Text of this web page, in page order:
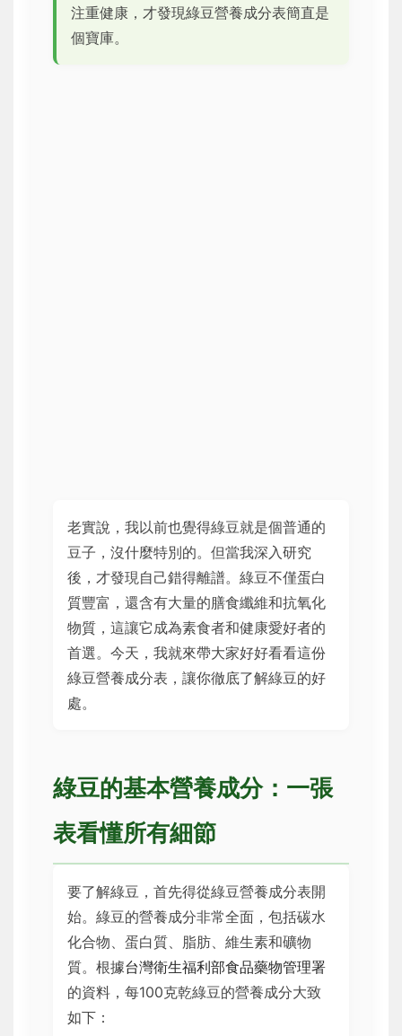
注重健康，才發現綠豆營養成分表簡直是
個寶庫。
老實說，我以前也覺得綠豆就是個普通的
豆子，沒什麼特別的。但當我深入研究
後，才發現自己錯得離譜。綠豆不僅蛋白
質豐富，還含有大量的膳食纖維和抗氧化
物質，這讓它成為素食者和健康愛好者的
首選。今天，我就來帶大家好好看看這份
綠豆營養成分表，讓你徹底了解綠豆的好
處。
綠豆的基本營養成分：一張
表看懂所有細節
要了解綠豆，首先得從綠豆營養成分表開
始。綠豆的營養成分非常全面，包括碳水
化合物、蛋白質、脂肪、維生素和礦物
質。根據台灣衛生福利部食品藥物管理署
的資料，每100克乾綠豆的營養成分大致
如下：